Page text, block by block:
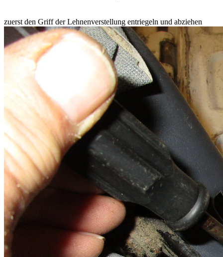
zuerst den Griff der Lehnenverstellung entriegeln und abziehen